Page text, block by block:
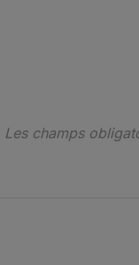
Les champs